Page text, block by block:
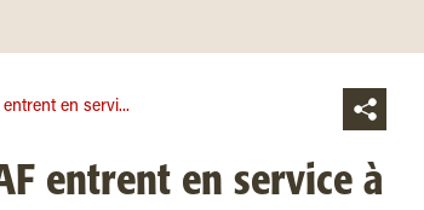
en servi...
entrent en service à